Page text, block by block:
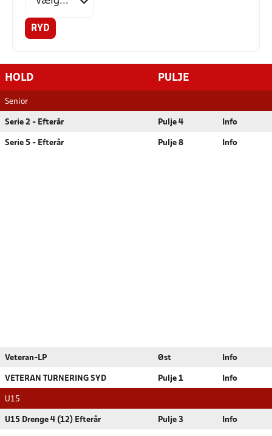
RYD
HOLD PULJE
Senior
Serie 2 - Efterår Pulje 4 Info
Serie 5 - Efterår Pulje 8 Info
Veteran-LP Øst Info
VETERAN TURNERING SYD Pulje 1 Info
U15
U15 Drenge 4 (12) Efterår Pulje 3 Info